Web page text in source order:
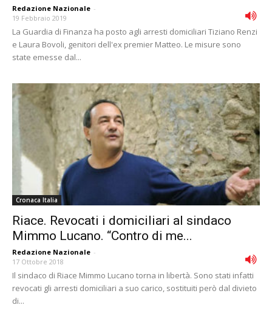
Redazione Nazionale -
19 Febbraio 2019
La Guardia di Finanza ha posto agli arresti domiciliari Tiziano Renzi
e Laura Bovoli, genitori dell'ex premier Matteo. Le misure sono
state emesse dal...
Cronaca Italia
Riace. Revocati i domiciliari al sindaco
Mimmo Lucano. “Contro di me...
Redazione Nazionale -
17 Ottobre 2018
Il sindaco di Riace Mimmo Lucano torna in libertà. Sono stati infatti
revocati gli arresti domiciliari a suo carico, sostituiti però dal divieto
di...